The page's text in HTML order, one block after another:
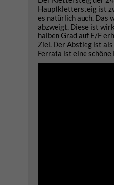
Hauptklettersteig ist
es natürlich auch. Das
abzweigt. Diese ist
halben Grad auf E/F
Ziel. Der Abstieg ist
Ferrata ist eine